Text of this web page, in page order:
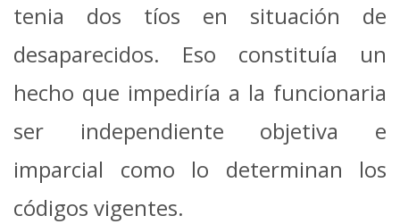
tenia dos tíos en situación de
desaparecidos. Eso constituía un
hecho que impediría a la funcionaria
ser independiente objetiva e
imparcial como lo determinan los
códigos vigentes.